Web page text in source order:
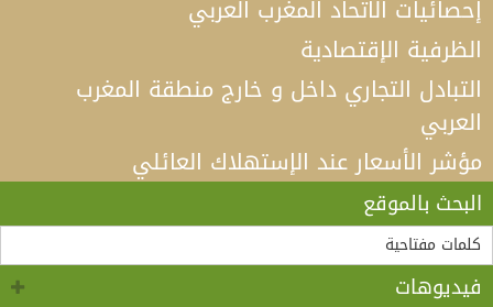
إحصائيات الاتحاد المغرب العربي
الظرفية الإقتصادية
التبادل التجاري داخل و خارج منطقة المغرب
العربي
مؤشر الأسعار عند الإستهلاك العائلي
البحث بالموقع
فيديوهات
لقاء الأمين العام لاتحاد المغرب العربي، السيد طارق بن
سالم.بالسيد وزير الشؤون الخارجية والجالية الوطنية
بالخارج، السيد أحمد عطاف
فيديو كلمة الأمين العام لاتحاد المغرب العربي أ.د الطيب
البكوش في الندوة الخامسة التي تنظمها منظمة
“مادثينك” MedThink 5+5 حول موضوع:”أي آفاق لحوار
5+5 متوسط متحول؟ تأقلم مشترك مع واقع ما بعد جائحة
كوفيد 19 “